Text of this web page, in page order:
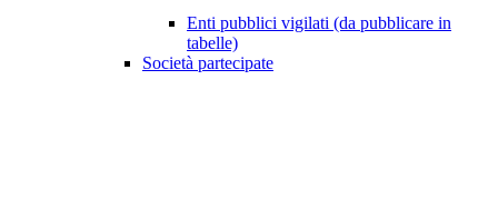
Enti pubblici vigilati (da pubblicare in
tabelle)
Società partecipate